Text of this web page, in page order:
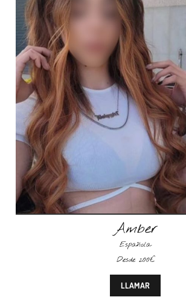
Amber
Española
Desde 200€
LLAMAR